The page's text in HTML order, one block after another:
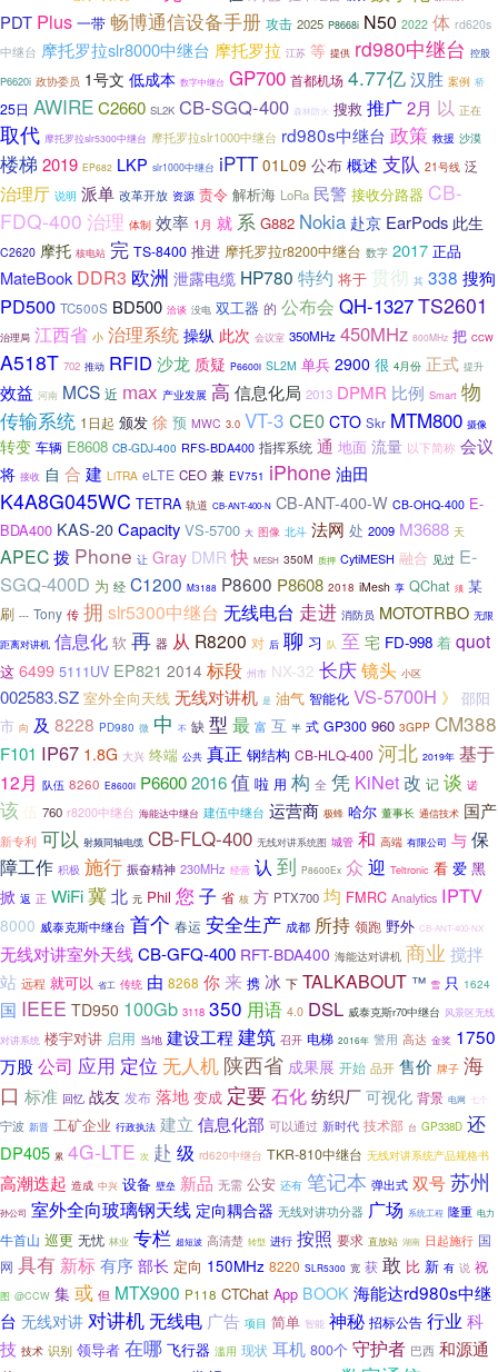
PDT Plus 一带 畅博通信设备手册 攻击 2025 P8668i N50 2022 体 rd620s
中继台 摩托罗拉slr8000中继台 摩托罗拉 江苏 等 提供 rd980中继台 控股
P6620i 政协委员 1号文 低成本 数字中继台 GP700 首都机场 4.77亿汉胜 案例 桥
25日 AWIREC2660 SL2K CB-SGQ-400 森林防火 搜救 推广2月 以 正在
取代 摩托罗拉slr5300中继台 摩托罗拉slr1000中继台 rd980s中继台 政策 救援 沙漠
楼梯 2019 EP682 LKP slr1000中继台 iPTT 01L09 公布 概述 支队 21号线 泛
治理厅 说明 派单 改革开放 资源 责令 解析海 LoRa 民警 接收分路器 CB-
FDQ-400 治理 体制 效率 1月 就 系 G882 Nokia 赴京 EarPods 此生
C2620 摩托 核电站 完 TS-8400 推进 摩托罗拉r8200中继台 数字 2017 正品
MateBook DDR3 欧洲 泄露电缆 HP780 特约 将于 贯彻 其 338 搜狗
PD500 TC500S BD500 洽谈 没电 双工器 的 公布会 QH-1327TS2601
治理局 江西省 小 治理系统 操纵 此次 会议室 350MHz 450MHz 800MHz 把 CCW
A518T 702 推动 RFID 沙龙 质疑 P6600i SL2M 单兵 2900 很 4月份 正式 提升
效益 河南 MCS 近 max 产业发展 高 信息化局 2013 DPMR 比例 Smart 物
传输系统 1日起 颁发 徐 预 MWC 3.0 VT-3 CE0 CTO Skr MTM800 摄像
转变 车辆 E8608 CB-GDJ-400 RFS-BDA400 指挥系统 通 地面 流量 以下简称 会议
将 接收 自 合 建 LiTRA eLTE CEO 兼 EV751 iPhone 油田
K4A8G045WC TETRA 轨道 CB-ANT-400-N CB-ANT-400-W CB-OHQ-400 E-
BDA400 KAS-20 Capacity VS-5700 大 图像 北斗 法网 处 2009 M3688 天
APEC拨 Phone 让 Gray DMR 快 MESH 350M 质押 CytiMESH 融合 见过 E-
SGQ-400D 为 经 C1200 M3188 P8600 P8608 2018 iMesh 享 QChat 须 某
刷 --- Tony 传 拥 slr5300中继台 无线电台 走进 消防员 MOTOTRBO 无限
距离对讲机 信息化 软 再 器 从 R8200 对 后 聊 习 队 至 宅 FD-998 着 quot
这 6499 5111UV EP821 2014 标段 州市 NX-32 长庆镜头 小区
002583.SZ 室外全向天线 无线对讲机 是 油气 智能化 VS-5700H 》
邵阳
市 向 及 8228 PD980 微 中 不 缺 型 最 富 互 半 式 GP300 960 3GPP CM388
F101 IP67 1.8G 大兴 终端 公共 真正 钢结构 CB-HLQ-400 河北 2019年 基于
12月 队伍 8260 E8600i P66002016值 啦 用 构 全 凭 KiNet改 记 谈 诺
该 伍 760 r8200中继台 海能达中继台 建伍中继台 运营商 极蜂 哈尔 董事长 通信技术 国产
新专利 可以 射频同轴电缆 CB-FLQ-400 无线对讲系统图 城管 和 高端 有限公司 与 保
障工作 积极 施行 振奋精神 230MHz 经营 认 到 P8600Ex 众 迎 Teltronic 看 爱 黑
掀 返 正 WiFi冀北 元 Phil 您 子 省 核 方 PTX700 均 FMRC Analytics IPTV
8000 威泰克斯中继台 首个 春运 安全生产 成都 所持 领跑 野外 CB-ANT-400-NX
无线对讲室外天线CB-GFQ-400 RFT-BDA400 海能达对讲机 商业 搅拌
站 远程 就可以 省工 传统 由 8268 你来 携 冰 下 TALKABOUT ™ 雪 只 1624
国 IEEE TD950 100Gb 3118 350 用语 4.0 DSL 威泰克斯r70中继台 风景区无线
对讲系统 楼宇对讲 启用 当地 建设工程 建筑 召开 电梯 2016年 警用 高达 金奖 1750
万股公司 应用 定位 无人机 陕西省 成果展 开始 品开 售价 牌子 海
口 标准 回忆 战友 发布 落地 变成 定要石化纺织厂 可视化 背景 电网 七个
宁波 新晋 工矿企业 行政执法 建立 信息化部 可以通过 新时代 技术部 台 GP338D 还
DP405 累 4G-LTE 次 赴 级 rd620中继台 TKR-810中继台 无线对讲系统产品规格书
高潮迭起 造成 中兴 设备 壁垒 新品 无需 公安 还有 笔记本 弹出式 双号苏州
孙公司 室外全向玻璃钢天线 定向耦合器 无线对讲功分器 广场 系统工程 隆重 电力
牛首山 巡更 无忧 林业 专栏 超短波 高清楚 转型 进行 按照 要求 直放站 湖南 日起施行 国
网 具有 新标有序 部长 定向 150MHz 8220 SLR5300 宽 获 敢 比 新 有 说 祝
图 @CCW 集 或 但 MTX900 P118 CTChat App BOOK 海能达rd980s中继
台 无线对讲 对讲机无线电 广告 项目 简单 智能 神秘 招标公告 行业 科
技 技术 识别 领导者 在哪 飞行器 滥用 现状 耳机 800个 守护者 巴西 和源通